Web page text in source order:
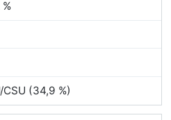
CSU (34,9 %)